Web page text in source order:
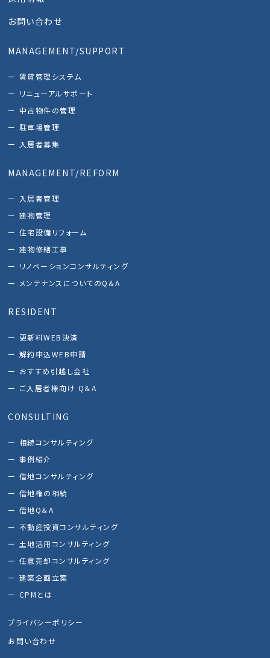
お問い合わせ
MANAGEMENT/SUPPORT
賃貸管理システム
リニューアルサポート
中古物件の管理
駐車場管理
入居者募集
MANAGEMENT/REFORM
入居者管理
建物管理
住宅設備リフォーム
建物修繕工事
リノベーションコンサルティング
メンテナンスについてのQ＆A
RESIDENT
更新料WEB決済
解約申込WEB申請
おすすめ引越し会社
ご入居者様向け Q＆A
CONSULTING
相続コンサルティング
事例紹介
借地コンサルティング
借地権の相続
借地Q＆A
不動産投資コンサルティング
土地活用コンサルティング
任意売却コンサルティング
建築企画立案
CPMとは
プライバシーポリシー
お問い合わせ